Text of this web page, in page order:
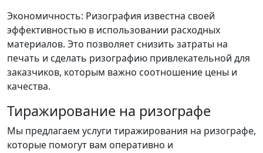
Экономичность: Ризография известна своей
эффективностью в использовании расходных
материалов. Это позволяет снизить затраты на
печать и сделать ризографию привлекательной для
заказчиков, которым важно соотношение цены и
качества.
Тиражирование на ризографе
Мы предлагаем услуги тиражирования на ризографе,
которые помогут вам оперативно и